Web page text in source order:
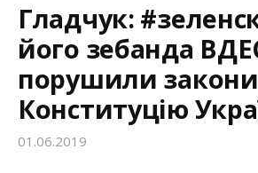
Гладчук:
його зебанда
порушили
Конституцію
01.06.2019